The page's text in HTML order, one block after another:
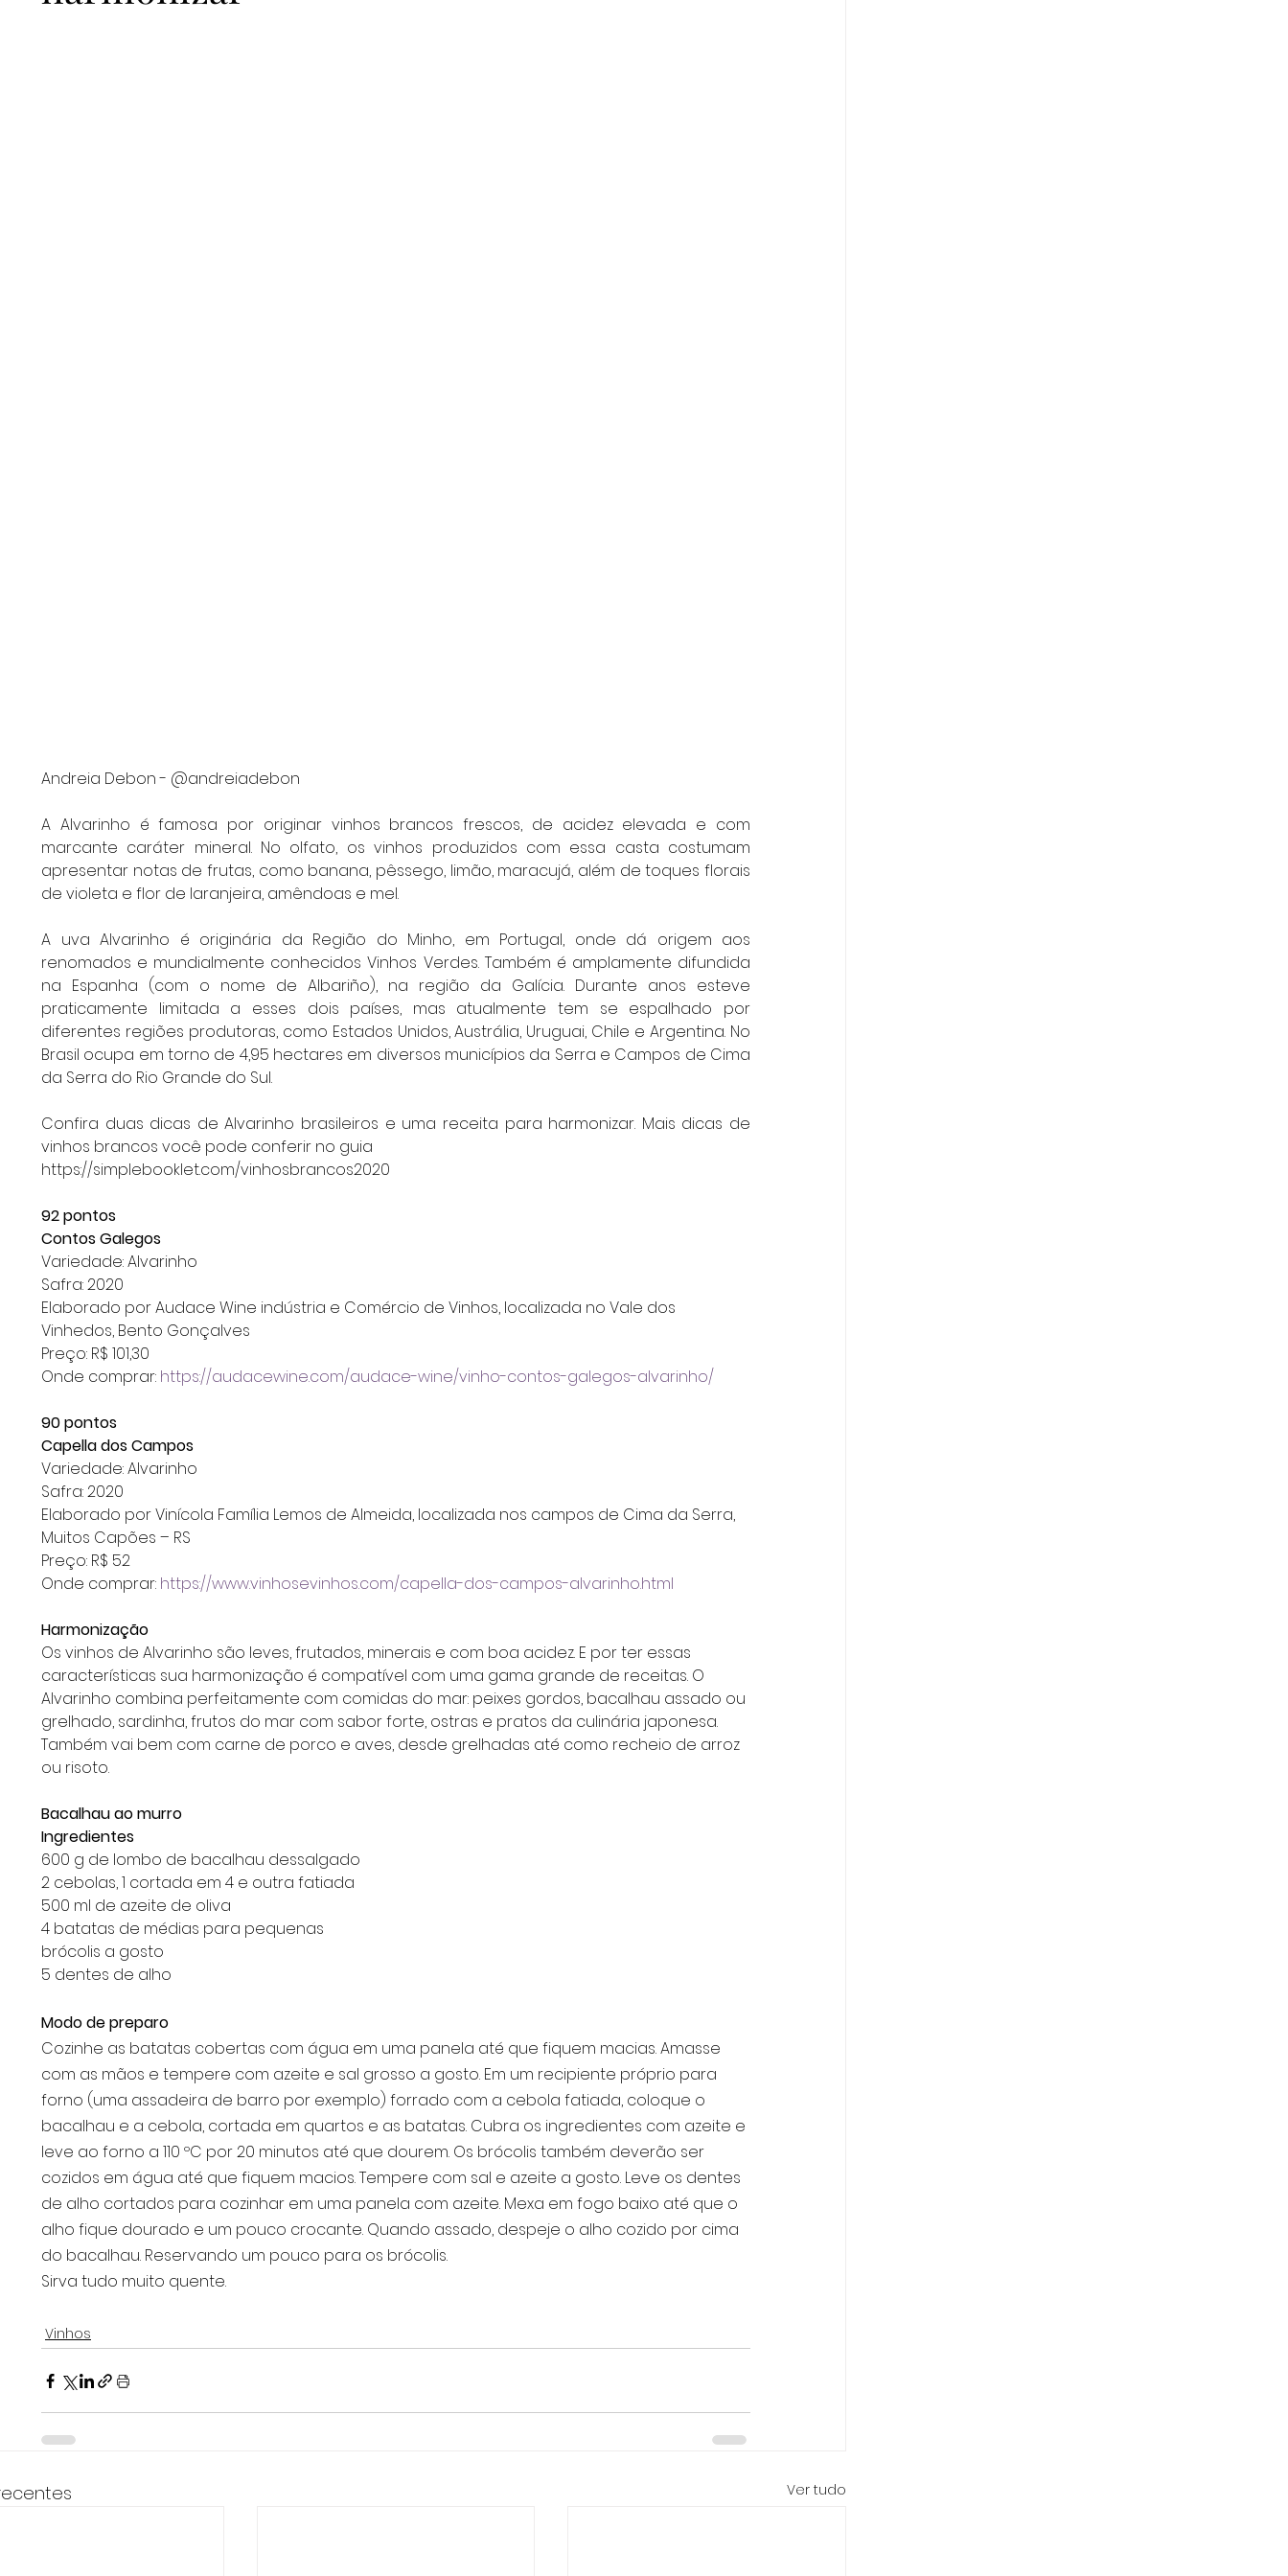
Andreia Debon - @andreiadebon
A Alvarinho é famosa por originar vinhos brancos frescos, de acidez elevada e com
marcante caráter mineral. No olfato, os vinhos produzidos com essa casta costumam
apresentar notas de frutas, como banana, pêssego, limão, maracujá, além de toques florais
de violeta e flor de laranjeira, amêndoas e mel.
A uva Alvarinho é originária da Região do Minho, em Portugal, onde dá origem aos
renomados e mundialmente conhecidos Vinhos Verdes. Também é amplamente difundida
na Espanha (com o nome de Albariño), na região da Galícia. Durante anos esteve
praticamente limitada a esses dois países, mas atualmente tem se espalhado por
diferentes regiões produtoras, como Estados Unidos, Austrália, Uruguai, Chile e Argentina. No
Brasil ocupa em torno de 4,95 hectares em diversos municípios da Serra e Campos de Cima
da Serra do Rio Grande do Sul.
Confira duas dicas de Alvarinho brasileiros e uma receita para harmonizar. Mais dicas de
vinhos brancos você pode conferir no guia
https://simplebooklet.com/vinhosbrancos2020
92 pontos
Contos Galegos
Variedade: Alvarinho
Safra: 2020
Elaborado por Audace Wine indústria e Comércio de Vinhos, localizada no Vale dos
Vinhedos, Bento Gonçalves
Preço: R$ 101,30
Onde comprar: https://audacewine.com/audace-wine/vinho-contos-galegos-alvarinho/
90 pontos
Capella dos Campos
Variedade: Alvarinho
Safra: 2020
Elaborado por Vinícola Família Lemos de Almeida, localizada nos campos de Cima da Serra,
Muitos Capões – RS
Preço: R$ 52
Onde comprar: https://www.vinhosevinhos.com/capella-dos-campos-alvarinho.html
Harmonização
Os vinhos de Alvarinho são leves, frutados, minerais e com boa acidez. E por ter essas
características sua harmonização é compatível com uma gama grande de receitas. O
Alvarinho combina perfeitamente com comidas do mar: peixes gordos, bacalhau assado ou
grelhado, sardinha, frutos do mar com sabor forte, ostras e pratos da culinária japonesa.
Também vai bem com carne de porco e aves, desde grelhadas até como recheio de arroz
ou risoto.
Bacalhau ao murro
Ingredientes
600 g de lombo de bacalhau dessalgado
2 cebolas, 1 cortada em 4 e outra fatiada
500 ml de azeite de oliva
4 batatas de médias para pequenas
brócolis a gosto
5 dentes de alho
Modo de preparo
Cozinhe as batatas cobertas com água em uma panela até que fiquem macias. Amasse
com as mãos e tempere com azeite e sal grosso a gosto. Em um recipiente próprio para
forno (uma assadeira de barro por exemplo) forrado com a cebola fatiada, coloque o
bacalhau e a cebola, cortada em quartos e as batatas. Cubra os ingredientes com azeite e
leve ao forno a 110 ºC por 20 minutos até que dourem. Os brócolis também deverão ser
cozidos em água até que fiquem macios. Tempere com sal e azeite a gosto. Leve os dentes
de alho cortados para cozinhar em uma panela com azeite. Mexa em fogo baixo até que o
alho fique dourado e um pouco crocante. Quando assado, despeje o alho cozido por cima
do bacalhau. Reservando um pouco para os brócolis.
Sirva tudo muito quente.
Vinhos
Ver tudo